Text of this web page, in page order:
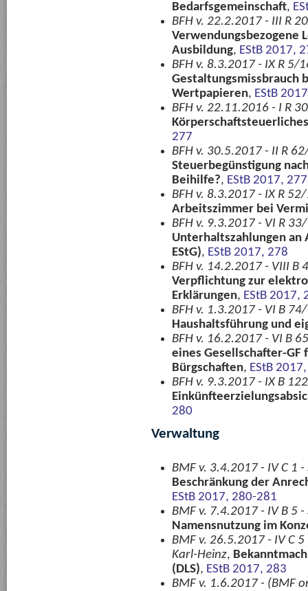
Bedarfsgemeinschaft,
BFH v. 22.2.2017 - III R
Verwendungsbezogene
Ausbildung, EStB 2017,
BFH v. 8.3.2017 - IX R 5/
Gestaltungsmissbrauch
Wertpapieren, EStB
BFH v. 22.11.2016 - I R
277
BFH v. 30.5.2017 - II R
Steuerbegünstigung
Beihilfe?, EStB 2017,
BFH v. 8.3.2017 - IX R
Arbeitszimmer bei
BFH v. 9.3.2017 - VI R
Unterhaltszahlungen an
EStG), EStB 2017, 278
BFH v. 14.2.2017 - VIII
Verpflichtung zur
Erklärungen, EStB 2017,
BFH v. 1.3.2017 - VI B
Haushaltsführung und
BFH v. 16.2.2017 - VI B
eines Gesellschafter-
Bürgschaften, EStB
BFH v. 9.3.2017 - IX B
280
Verwaltung
BMF v. 3.4.2017 - IV C
Beschränkung der
EStB 2017, 280-281
BMF v. 7.4.2017 - IV B 5
Namensnutzung im
BMF v. 26.5.2017 - IV C
Karl-Heinz,
(DLS), EStB 2017, 283
BMF v. 1.6.2017 - (BMF